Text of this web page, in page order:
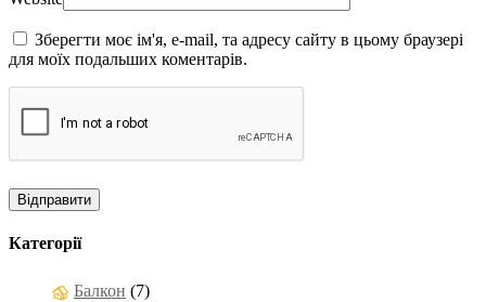
Зберегти моє ім'я, e-mail, та адресу сайту в цьому браузері
для моїх подальших коментарів.
Категорії
Балкон (7)